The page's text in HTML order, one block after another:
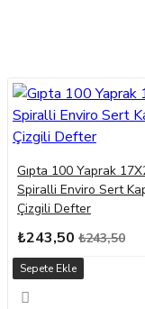
Gıpta 100 Yaprak
Spiralli Enviro Sert
Çizgili Defter
₺243,50 ₺243,50
Sepete Ekle